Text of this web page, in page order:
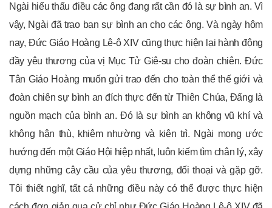
Ngài hiểu thấu điều các ông đang rất cần đó là sự bình an. Vì
vậy, Ngài đã trao ban sự bình an cho các ông. Và ngày hôm
nay, Đức Giáo Hoàng Lê-ô XIV cũng thực hiện lại hành động
đầy yêu thương của vị Mục Tử Giê-su cho đoàn chiên. Đức
Tân Giáo Hoàng muốn gửi trao đến cho toàn thể thế giới và
đoàn chiên sự bình an đích thực đến từ Thiên Chúa, Đấng là
nguồn mạch của bình an. Đó là sự bình an không vũ khí và
không hận thù, khiêm nhường và kiên trì. Ngài mong ước
hướng đến một Giáo Hội hiệp nhất, luôn kiếm tìm chân lý, xây
dựng những cây cầu của yêu thương, đối thoại và gặp gỡ.
Tôi thiết nghĩ, tất cả những điều này có thể được thực hiện